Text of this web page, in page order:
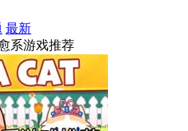
最新
系游戏推荐